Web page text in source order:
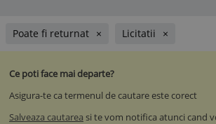
Poate fi returnat Licitatii
Ce poti face mai departe?
Asigura-te ca termenul de cautare este corect
Salveaza cautarea si te vom notifica atunci cand